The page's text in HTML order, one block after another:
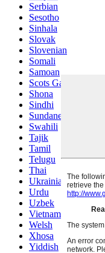
Serbian
Sesotho
Sinhala
Slovak
Slovenian
Somali
Samoan
Scots Gaelic
Shona
Sindhi
Sundanese
Swahili
Tajik
Tamil
Telugu
Thai
Ukrainian
Urdu
Uzbek
Vietnamese
Welsh
Xhosa
Yiddish